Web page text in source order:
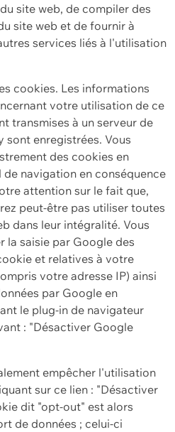
site web, de compiler des
site web et de fournir à
services liés à l'utilisation
cookies. Les informations
votre utilisation de ce
transmises à un serveur de
sont enregistrées. Vous
des cookies en
navigation en conséquence
attention sur le fait que,
peut-être pas utiliser toutes
dans leur intégralité. Vous
la saisie par Google des
et relatives à votre
votre adresse IP) ainsi
par Google en
le plug-in de navigateur
: "Désactiver Google
empêcher l'utilisation
sur ce lien : "Désactiver
dit "opt-out" est alors
de données ; celui-ci